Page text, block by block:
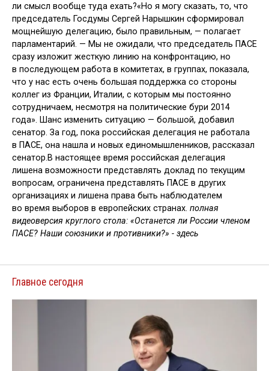
ли смысл вообще туда ехать?«Но я могу сказать, то, что
председатель Госдумы Сергей Нарышкин сформировал
мощнейшую делегацию, было правильным, — полагает
парламентарий. — Мы не ожидали, что председатель ПАСЕ
сразу изложит жесткую линию на конфронтацию, но
в последующем работа в комитетах, в группах, показала,
что у нас есть очень большая поддержка со стороны
коллег из Франции, Италии, с которым мы постоянно
сотрудничаем, несмотря на политические бури 2014
года». Шанс изменить ситуацию — большой, добавил
сенатор. За год, пока российская делегация не работала
в ПАСЕ, она нашла и новых единомышленников, рассказал
сенатор.В настоящее время российская делегация
лишена возможности представлять доклад по текущим
вопросам, ограничена представлять ПАСЕ в других
организациях и лишена права быть наблюдателем
во время выборов в европейских странах. полная
видеоверсия круглого стола: «Останется ли России членом
ПАСЕ? Наши союзники и противники?» - здесь
Главное сегодня